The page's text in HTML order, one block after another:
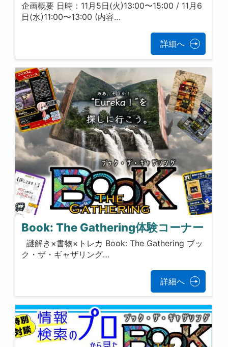
​ 企画概要 日時：11月5日(火)13:00〜15:00 / 11月6
日(水)11:00〜13:00 (内容…
詳細へ
Book: The Gathering体験コーナー
謎解き×書物×トレカ Book: The Gathering ブッ
ク・ザ・ギャザリング…
詳細へ